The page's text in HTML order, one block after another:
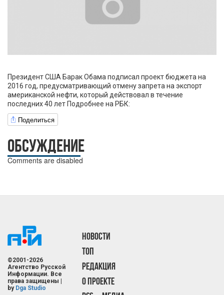
Президент США Барак Обама подписал проект бюджета на
2016 год, предусматривающий отмену запрета на экспорт
американской нефти, который действовал в течение
последних 40 лет Подробнее на РБК:
Поделиться
ОБСУЖДЕНИЕ
Comments are disabled
©2001-2026
Агентство Русской
Информации. Все
права защищены |
by Dga Studio
НОВОСТИ
ТОП
РЕДАКЦИЯ
О ПРОЕКТЕ